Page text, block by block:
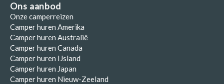
Ons aanbod
Onze camperreizen
Camper huren Amerika
Camper huren Australië
Camper huren Canada
Camper huren IJsland
Camper huren Japan
Camper huren Nieuw-Zeeland